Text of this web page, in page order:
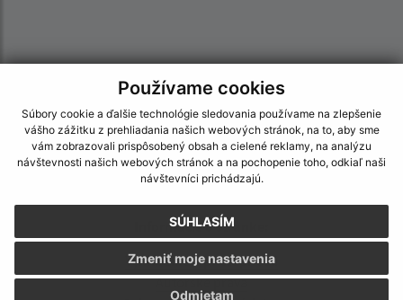
Používame cookies
Súbory cookie a ďalšie technológie sledovania používame na zlepšenie
vášho zážitku z prehliadania našich webových stránok, na to, aby sme
vám zobrazovali prispôsobený obsah a cielené reklamy, na analýzu
návštevnosti našich webových stránok a na pochopenie toho, odkiaľ naši
návštevníci prichádzajú.
SÚHLASÍM
Odmietam
Zmeniť moje nastavenia
Informácie o stránke:
Vyhlásenie o prístupnosti
Autorské práva